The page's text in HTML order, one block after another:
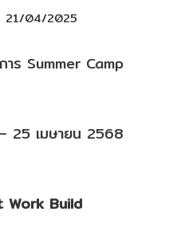
21/04/2025
ร Summer Camp
25 เมษายน 2568
Build